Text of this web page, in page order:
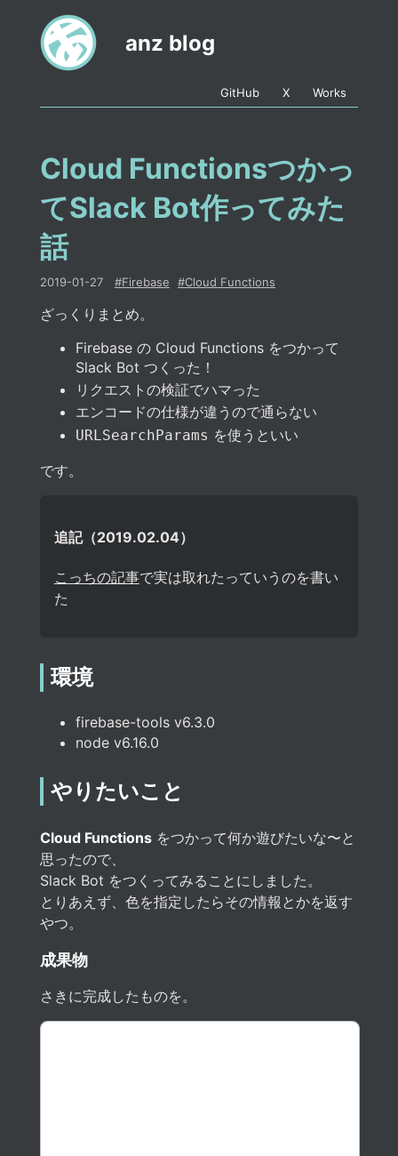
anz blog
GitHub X Works
Cloud Functionsつかっ
てSlack Bot作ってみた
話
2019-01-27 #Firebase #Cloud Functions
ざっくりまとめ。
Firebase の Cloud Functions をつかって
Slack Bot つくった！
リクエストの検証でハマった
エンコードの仕様が違うので通らない
URLSearchParams を使うといい
です。
追記（2019.02.04）
こっちの記事で実は取れたっていうのを書い
た
環境
firebase-tools v6.3.0
node v6.16.0
やりたいこと
Cloud Functionsをつかって何か遊びたいな〜と
思ったので、
Slack Bot をつくってみることにしました。
とりあえず、色を指定したらその情報とかを返す
やつ。
成果物
さきに完成したものを。